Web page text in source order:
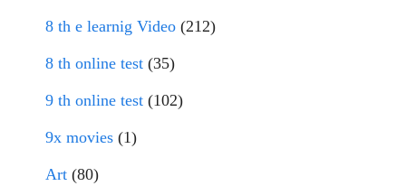
8 th e learnig Video (212)
8 th online test (35)
9 th online test (102)
9x movies (1)
Art (80)